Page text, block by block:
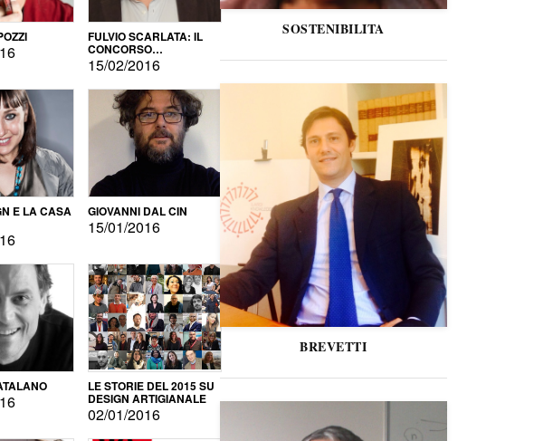
FULVIO SCARLATA: IL
CONCORSO
LETTERARIO
15/02/2016
E LA CASA GIOVANNI DAL CIN
15/01/2016
LE STORIE DEL 2015 SU
DESIGN ARTIGIANALE
02/01/2016
SOSTENIBILITA
BREVETTI